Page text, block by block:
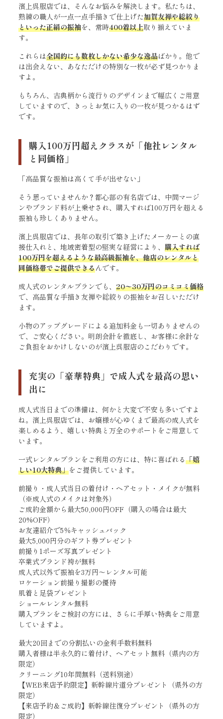
濱上呉服店では、そんなお悩みを解決します。私たちは、
熟練の職人が一点一点手描きで仕上げた加賀友禅や総絞り
といった正絹の振袖を、常時400着以上取り揃えていま
す。
これらは全国的にも数枚しかない希少な逸品ばかり。他で
は出会えない、あなただけの特別な一枚が必ず見つかりま
すよ。
もちろん、古典柄から流行りのデザインまで幅広くご用意
していますので、きっとお気に入りの一枚が見つかるはず
です。
購入100万円超えクラスが「他社レンタル
と同価格」
「高品質な振袖は高くて手が出せない」
そう思っていませんか？都心部の有名店では、中間マージ
ンやブランド料が上乗せされ、購入すれば100万円を超える
振袖も珍しくありません。
濱上呉服店では、長年の取引で築き上げたメーカーとの直
接仕入れと、地域密着型の堅実な経営により、購入すれば
100万円を超えるような最高級振袖を、他店のレンタルと
同価格帯でご提供できるんです。
成人式のレンタルプランでも、20〜30万円のコミコミ価格
で、高品質な手描き友禅や総絞りの振袖をお召しいただけ
ます。
小物のアップグレードによる追加料金も一切ありませんの
で、ご安心ください。明朗会計を徹底し、お客様に余計な
ご負担をおかけしないのが濱上呉服店のこだわりです。
充実の「豪華特典」で成人式を最高の思い
出に
成人式当日までの準備は、何かと大変で不安も多いですよ
ね。濱上呉服店では、お嬢様が心ゆくまで最高の成人式を
楽しめるよう、嬉しい特典と万全のサポートをご用意して
います。
一式レンタルプランをご利用の方には、特に喜ばれる「嬉
しい10大特典」をご提供しています。
前撮り・成人式当日の着付け・ヘアセット・メイクが無料
（※成人式のメイクは対象外）
ご成約金額から最大50,000円OFF（購入の場合は最大
20%OFF）
お友達紹介で5％キャッシュバック
最大5,000円分のギフト券プレゼント
前撮り1ポーズ写真プレゼント
卒業式ブランド袴が無料
成人式以外で振袖を3万円〜レンタル可能
ロケーション前撮り撮影の優待
肌着と足袋プレゼント
ショールレンタル無料
購入プランをご検討の方には、さらに手厚い特典をご用意
していますよ。
最大20回までの分割払いの金利手数料無料
購入者様は半永久的に着付け、ヘアセット無料（県内の方
限定）
クリーニング10年間無料（送料別途）
【WEB来店予約限定】新幹線片道分プレゼント（県外の方
限定）
【来店予約＆ご成約】新幹線往復分プレゼント（県外の方
限定）